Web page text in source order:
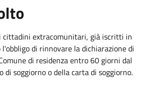
cittadini extracomunitari, già iscritti in
di rinnovare la dichiarazione di
di residenza entro 60 giorni dal
di soggiorno o della carta di soggiorno.